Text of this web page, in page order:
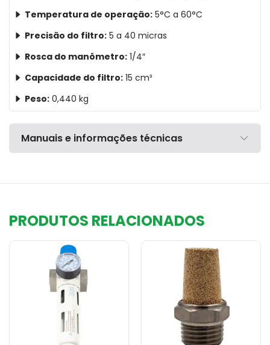
Temperatura de operação: 5°C a 60°C
Precisão do filtro: 5 a 40 micras
Rosca do manômetro: 1/4″
Capacidade do filtro: 15 cm³
Peso: 0,440 kg
Manuais e informações técnicas
PRODUTOS RELACIONADOS